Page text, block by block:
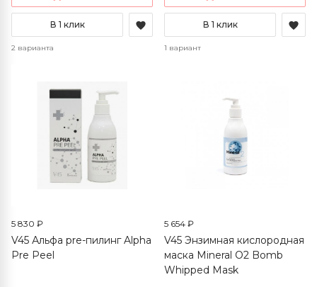
В 1 клик
2 варианта
В 1 клик
1 вариант
5 830 ₽
V45 Альфа pre-пилинг Alpha
Pre Peel
5 654 ₽
V45 Энзимная кислородная
маска Mineral O2 Bomb
Whipped Mask